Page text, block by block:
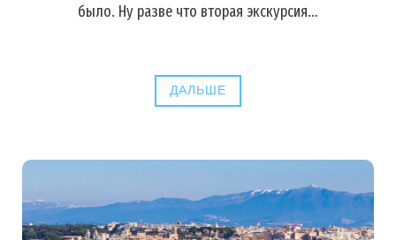
было. Ну разве что вторая экскурсия…
ДАЛЬШЕ